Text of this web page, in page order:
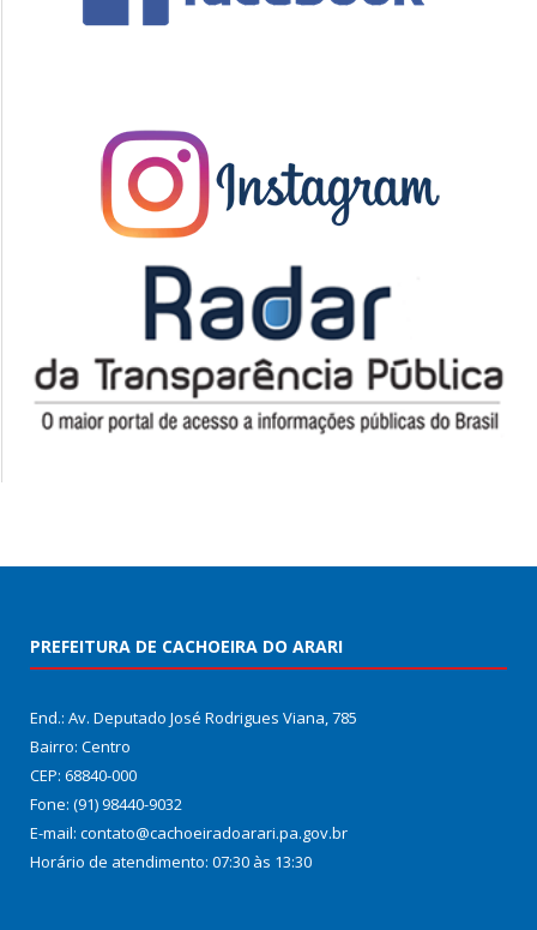
PREFEITURA DE CACHOEIRA DO ARARI
End.: Av. Deputado José Rodrigues Viana, 785
Bairro: Centro
CEP: 68840-000
Fone: (91) 98440-9032
E-mail: contato@cachoeiradoarari.pa.gov.br
Horário de atendimento: 07:30 às 13:30